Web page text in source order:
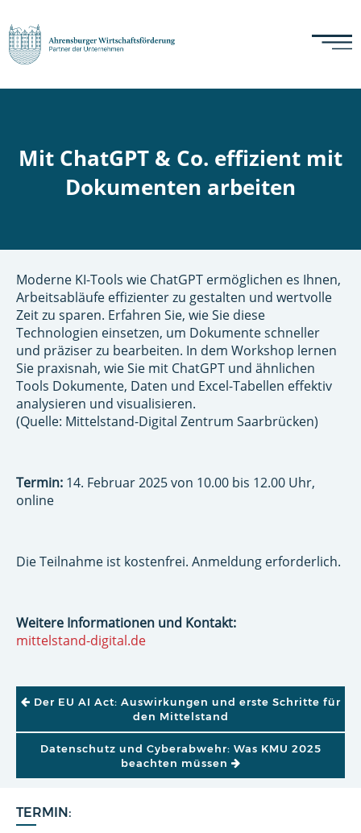
Mit ChatGPT & Co. effizient mit
Dokumenten arbeiten
TERMIN:
Moderne KI-Tools wie ChatGPT ermöglichen es Ihnen,
Arbeitsabläufe effizienter zu gestalten und wertvolle
Zeit zu sparen. Erfahren Sie, wie Sie diese
Technologien einsetzen, um Dokumente schneller
und präziser zu bearbeiten. In dem Workshop lernen
Sie praxisnah, wie Sie mit ChatGPT und ähnlichen
Tools Dokumente, Daten und Excel-Tabellen effektiv
analysieren und visualisieren.
(Quelle: Mittelstand-Digital Zentrum Saarbrücken)
Termin: 14. Februar 2025 von 10.00 bis 12.00 Uhr,
online
Die Teilnahme ist kostenfrei. Anmeldung erforderlich.
Weitere Informationen und Kontakt:
mittelstand-digital.de
BEITRAGSNAVIGATION
Der EU AI Act: Auswirkungen und erste Schritte für
den Mittelstand
Datenschutz und Cyberabwehr: Was KMU 2025
beachten müssen